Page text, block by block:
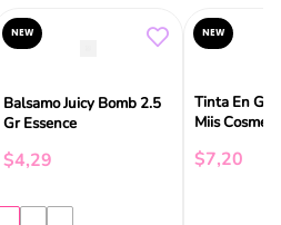
NEW
Balsamo Juicy Bomb 2.5
Gr Essence
$4,29
NEW
Tinta En Gel
Miis
$7,20